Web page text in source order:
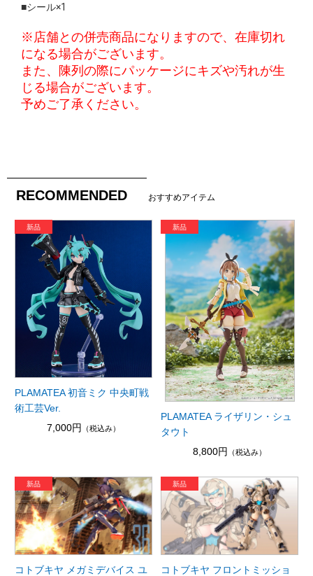
■シール×1
※店舗との併売商品になりますので、在庫切れ
になる場合がございます。
また、陳列の際にパッケージにキズや汚れが生
じる場合がございます。
予めご了承ください。
RECOMMENDED おすすめアイテム
PLAMATEA 初音ミク 中央町戦
術工芸Ver.
7,000円
（税込み）
PLAMATEA ライザリン・シュ
タウト
8,800円
（税込み）
コトブキヤ メガミデバイス ユ
コトブキヤ フロントミッショ